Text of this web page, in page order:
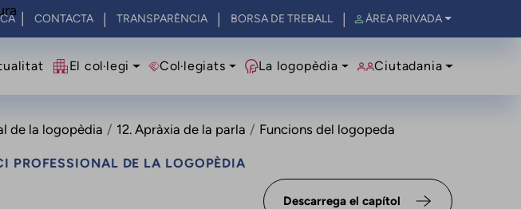
your language
CONTACTA TRANSPARÈNCIA BORSA DE TREBALL ÀREA PRIVADA
principal
El col·legi Col·legiats La logopèdia Ciutadania
de la logopèdia 12. Apràxia de la parla Funcions del logopeda
PROFESSIONAL DE LA LOGOPÈDIA
Descarrega el capítol